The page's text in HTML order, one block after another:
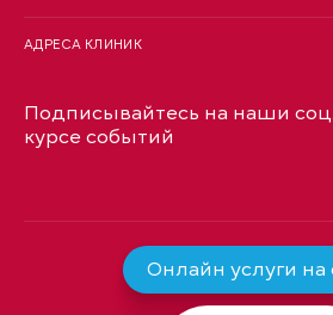
АДРЕСА КЛИНИК
Подписывайтесь на наши
курсе событий
Онлайн услуги на